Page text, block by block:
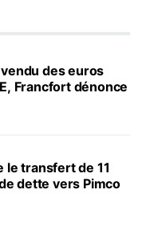
des euros
Francfort dénonce
le transfert de 11
dette vers Pimco